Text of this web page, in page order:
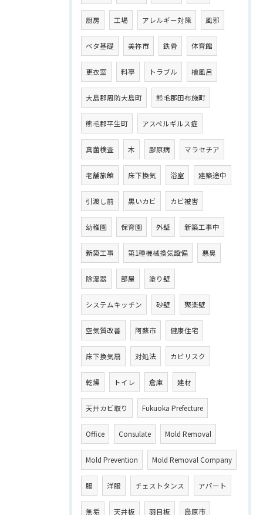
厨房 工場 アレルギー対策 風邪
ベタ基礎 美祢市 鉄骨 体育館
更衣室 料亭 トラブル 檜風呂
大島郡周防大島町 熊毛郡田布施町
熊毛郡平生町 アスペルギルス症
真菌検査 木 膠原病 マラセチア
老舗旅館 床下換気 浴室 建築途中
引渡し前 黒いカビ カビ被害
幼稚園 保育園 外壁 新築工事中
新築工事 第1種機械換気設備 悪臭
除湿器 部屋 塗り壁
システムキッチン 砂壁 聚楽壁
空気質改善 阿蘇市 健康住宅
床下換気扇 対処法 カビリスク
乾燥 トイレ 倉庫 建材
天井カビ取り Fukuoka Prefecture
Office Consulate Mold Removal
Mold Prevention Mold Removal Company
服 洋服 チェストタンス アパート
無垢 天井板 羽目板 島原市